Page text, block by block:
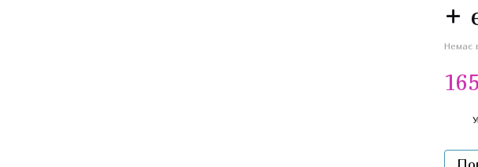
+
Немає